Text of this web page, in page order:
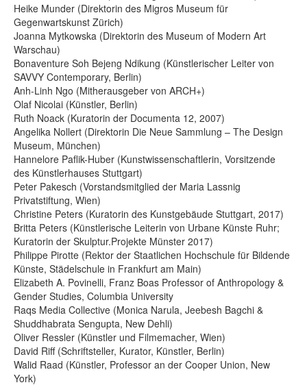
Heike Munder (Direktorin des Migros Museum für
Gegenwartskunst Zürich)
Joanna Mytkowska (Direktorin des Museum of Modern Art
Warschau)
Bonaventure Soh Bejeng Ndikung (Künstlerischer Leiter von
SAVVY Contemporary, Berlin)
Anh-Linh Ngo (Mitherausgeber von ARCH+)
Olaf Nicolai (Künstler, Berlin)
Ruth Noack (Kuratorin der Documenta 12, 2007)
Angelika Nollert (Direktorin Die Neue Sammlung – The Design
Museum, München)
Hannelore Paflik-Huber (Kunstwissenschaftlerin, Vorsitzende
des Künstlerhauses Stuttgart)
Peter Pakesch (Vorstandsmitglied der Maria Lassnig
Privatstiftung, Wien)
Christine Peters (Kuratorin des Kunstgebäude Stuttgart, 2017)
Britta Peters (Künstlerische Leiterin von Urbane Künste Ruhr;
Kuratorin der Skulptur.Projekte Münster 2017)
Philippe Pirotte (Rektor der Staatlichen Hochschule für Bildende
Künste, Städelschule in Frankfurt am Main)
Elizabeth A. Povinelli, Franz Boas Professor of Anthropology &
Gender Studies, Columbia University
Raqs Media Collective (Monica Narula, Jeebesh Bagchi &
Shuddhabrata Sengupta, New Dehli)
Oliver Ressler (Künstler und Filmemacher, Wien)
David Riff (Schriftsteller, Kurator, Künstler, Berlin)
Walid Raad (Künstler, Professor an der Cooper Union, New
York)